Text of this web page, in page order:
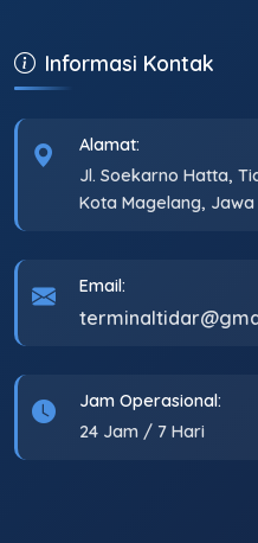
Informasi Kontak
Alamat:
Jl. Soekarno Hatta,
Kota Magelang, Jawa
Email:
Jam Operasional:
24 Jam / 7 Hari